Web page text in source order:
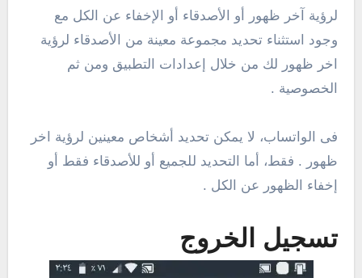
لرؤية آخر ظهور أو الأصدقاء أو الإخفاء عن الكل مع
وجود استثناء تحديد مجموعة معينة من الأصدقاء لرؤية
اخر ظهور لك من خلال إعدادات التطبيق ومن ثم
الخصوصية .
فى الواتساب، لا يمكن تحديد أشخاص معينين لرؤية اخر
ظهور . فقط، أما التحديد للجميع أو للأصدقاء فقط أو
إخفاء الظهور عن الكل .
تسجيل الخروج